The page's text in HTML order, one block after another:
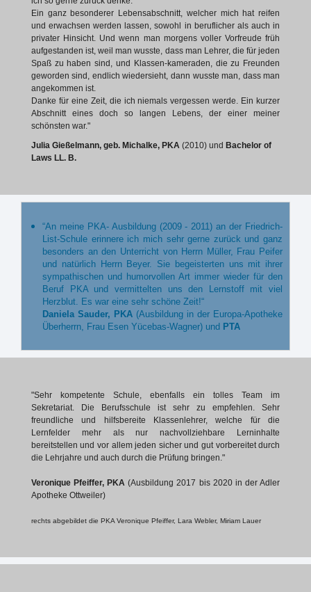
Ein ganz besonderer Lebensabschnitt, welcher mich hat reifen
und erwachsen werden lassen, sowohl in beruflicher als auch in
privater Hinsicht. Und wenn man morgens voller Vorfreude früh
aufgestanden ist, weil man wusste, dass man Lehrer, die für jeden
Spaß zu haben sind, und Klassen-kameraden, die zu Freunden
geworden sind, endlich wiedersieht, dann wusste man, dass man
angekommen ist.
Danke für eine Zeit, die ich niemals vergessen werde. Ein kurzer
Abschnitt eines doch so langen Lebens, der einer meiner
schönsten war."
Julia Gießelmann, geb. Michalke, PKA (2010) und Bachelor of
Laws LL. B.
“An meine PKA- Ausbildung (2009 - 2011) an der Friedrich-
List-Schule erinnere ich mich sehr gerne zurück und ganz
besonders an den Unterricht von Herrn Müller, Frau Peifer
und natürlich Herrn Beyer. Sie begeisterten uns mit ihrer
sympathischen und humorvollen Art immer wieder für den
Beruf PKA und vermittelten uns den Lernstoff mit viel
Herzblut. Es war eine sehr schöne Zeit!“
Daniela Sauder, PKA (Ausbildung in der Europa-Apotheke
Überherrn, Frau Esen Yücebas-Wagner) und PTA
"Sehr kompetente Schule, ebenfalls ein tolles Team im
Sekretariat. Die Berufsschule ist sehr zu empfehlen. Sehr
freundliche und hilfsbereite Klassenlehrer, welche für die
Lernfelder mehr als nur nachvollziehbare Lerninhalte
bereitstellen und vor allem jeden sicher und gut vorbereitet durch
die Lehrjahre und auch durch die Prüfung bringen."
Veronique Pfeiffer, PKA(Ausbildung 2017 bis 2020 in der Adler
Apotheke Ottweiler)
rechts abgebildet die PKA Veronique Pfeiffer, Lara Webler, Miriam Lauer